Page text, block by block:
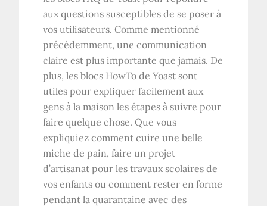
aux questions susceptibles de se poser à
vos utilisateurs. Comme mentionné
précédemment, une communication
claire est plus importante que jamais. De
plus, les blocs HowTo de Yoast sont
utiles pour expliquer facilement aux
gens à la maison les étapes à suivre pour
faire quelque chose. Que vous
expliquiez comment cuire une belle
miche de pain, faire un projet
d’artisanat pour les travaux scolaires de
vos enfants ou comment rester en forme
pendant la quarantaine avec des